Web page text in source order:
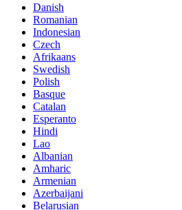
Danish
Romanian
Indonesian
Czech
Afrikaans
Swedish
Polish
Basque
Catalan
Esperanto
Hindi
Lao
Albanian
Amharic
Armenian
Azerbaijani
Belarusian